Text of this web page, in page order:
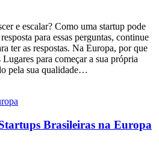
e escalar? Como uma startup pode
para essas perguntas, continue
ter as respostas. Na Europa, por que
para começar a sua própria
pela sua qualidade…
Brasileiras na Europa